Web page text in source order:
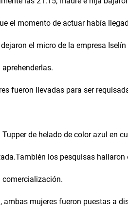
el momento de actuar había
el micro de la empresa
fueron llevadas para ser
de helado de color azul en
los pesquisas
ambas mujeres fueron puestas a